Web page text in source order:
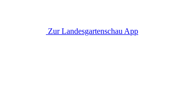
Zur Landesgartenschau App